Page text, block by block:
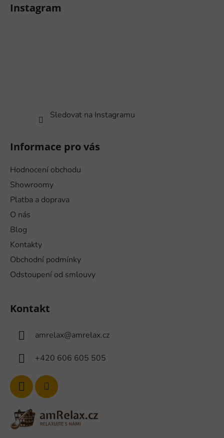
Instagram
Sledovat na Instagramu
Informace pro vás
Hodnocení obchodu
Showroomy
Platba a doprava
O nás
Blog
Kontakty
Obchodní podmínky
Odstoupení od smlouvy
Kontakt
amrelax@amrelax.cz
+420 606 605 505